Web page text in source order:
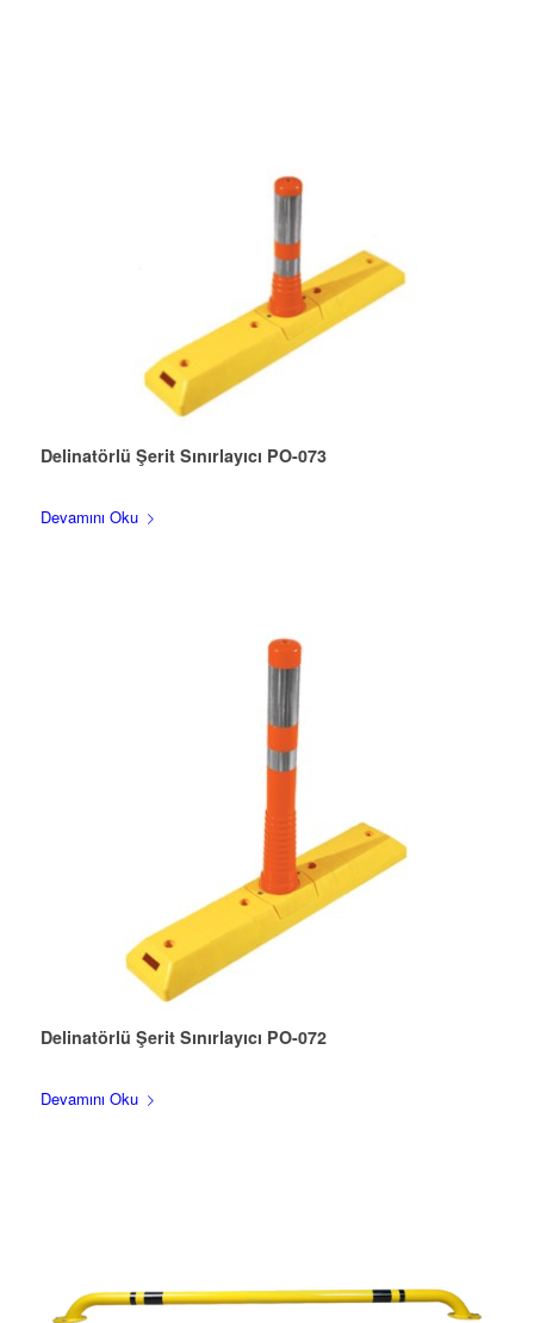
Delinatörlü Şerit Sınırlayıcı PO-073
Devamını Oku
Delinatörlü Şerit Sınırlayıcı PO-072
Devamını Oku